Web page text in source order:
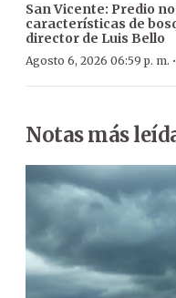
San Vicente: Predio
características de
director de Luis Bello
Agosto 6, 2026 06:59 p. m. ·
Notas más